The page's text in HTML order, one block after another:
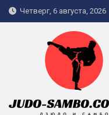
Skip
to
Четверг, 6 августа, 2026